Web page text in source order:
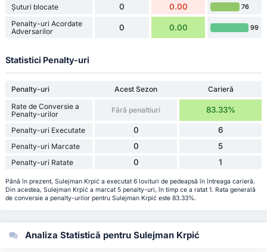
Șuturi blocate 0 0.00 76
Penalty-uri Acordate
Adversarilor
0 0.00 99
Statistici Penalty-uri
Penalty-uri Acest Sezon
Carieră
Rate de Conversie a
Penalty-urilor
Fără penaltiuri 83.33%
Penalty-uri Executate 0 6
Penalty-uri Marcate 0 5
Penalty-uri Ratate 0 1
Până în prezent, Sulejman Krpić a executat 6 lovituri de pedeapsă în întreaga carieră.
Din acestea, Sulejman Krpić a marcat 5 penalty-uri, în timp ce a ratat 1. Rata generală
de conversie a penalty-urilor pentru Sulejman Krpić este 83.33%.
Analiza Statistică pentru Sulejman Krpić